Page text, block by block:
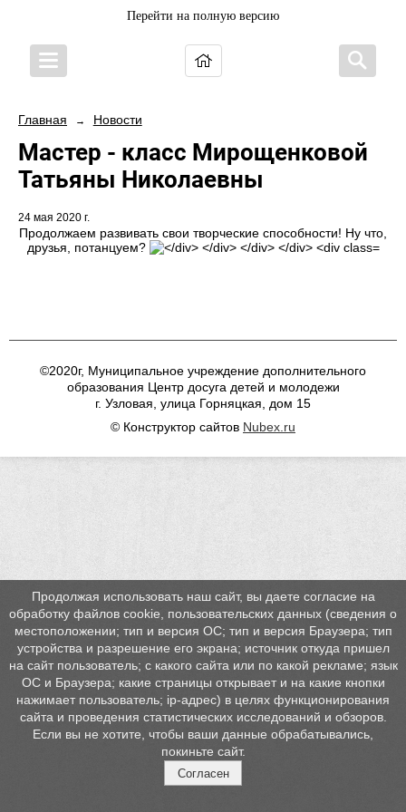
Перейти на полную версию
Главная → Новости
Мастер - класс Мирощенковой
Татьяны Николаевны
24 мая 2020 г.
Продолжаем развивать свои творческие способности! Ну что,
друзья, потанцуем?
©2020г, Муниципальное учреждение дополнительного
образования Центр досуга детей и молодежи
г. Узловая, улица Горняцкая, дом 15
© Конструктор сайтов Nubex.ru
Продолжая использовать наш сайт, вы даете согласие на
обработку файлов cookie, пользовательских данных (сведения о
местоположении; тип и версия ОС; тип и версия Браузера; тип
устройства и разрешение его экрана; источник откуда пришел
на сайт пользователь; с какого сайта или по какой рекламе; язык
ОС и Браузера; какие страницы открывает и на какие кнопки
нажимает пользователь; ip-адрес) в целях функционирования
сайта и проведения статистических исследований и обзоров.
Если вы не хотите, чтобы ваши данные обрабатывались,
покиньте сайт.
Согласен